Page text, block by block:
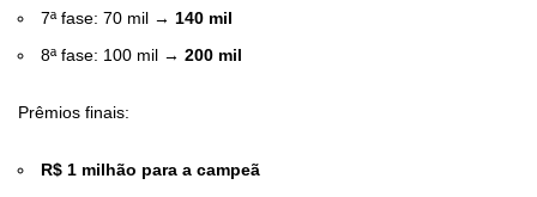
7ª fase: 70 mil → 140 mil
8ª fase: 100 mil →200 mil
Prêmios finais:
R$ 1 milhão para a campeã